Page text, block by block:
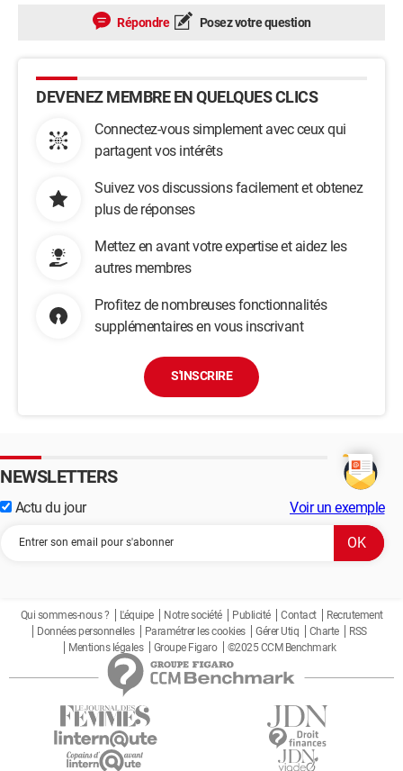
Répondre Posez votre question
DEVENEZ MEMBRE EN QUELQUES CLICS
Connectez-vous simplement avec ceux qui
partagent vos intérêts
Suivez vos discussions facilement et obtenez
plus de réponses
Mettez en avant votre expertise et aidez les
autres membres
Profitez de nombreuses fonctionnalités
supplémentaires en vous inscrivant
S'INSCRIRE
NEWSLETTERS
Actu du jour Voir un exemple
Qui sommes-nous ? L'équipe Notre société Publicité Contact
Recrutement
Données personnelles
Paramétrer les cookies Gérer Utiq Charte
RSS
Mentions légales
Groupe Figaro ©2025 CCM Benchmark